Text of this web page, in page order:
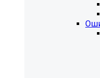
Обновления в
Для готовых решений,
SF4: Сведения об